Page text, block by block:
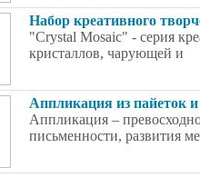
Набор креативного
"Crystal Mosaic" - серия
кристаллов, чарующей и
Аппликация из пайеток
Аппликация –
письменности, развития